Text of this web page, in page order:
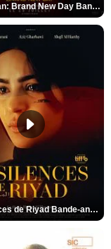
Spider-Man: Brand New Day Bande-annonce VO STFR
Les Silences de Riyad Bande-annonce VO STFR